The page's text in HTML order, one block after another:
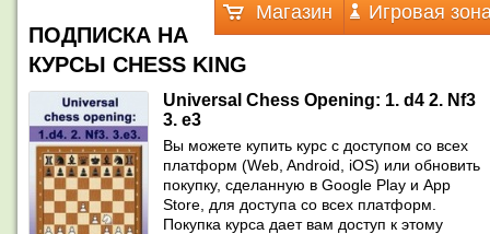
Магазин Игровая
ПОДПИСКА НА
КУРСЫ CHESS KING
Universal Chess Opening: 1. d4 2. Nf3
3. e3
Вы можете купить курс с доступом со всех
платформ (Web, Android, iOS) или обновить
покупку, сделанную в Google Play и App
Store, для доступа со всех платформ.
Покупка курса дает вам доступ к этому